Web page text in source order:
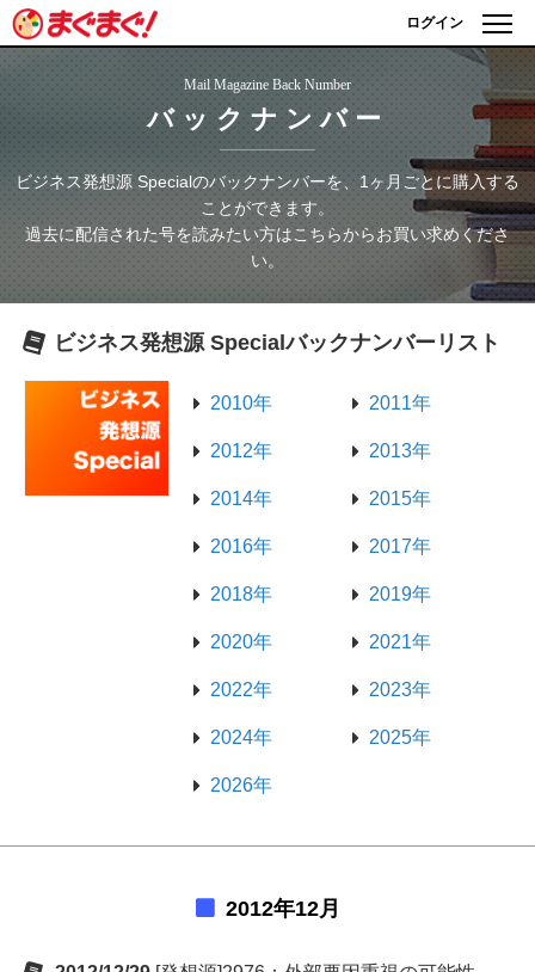
ログイン
Mail Magazine Back Number
バックナンバー
ビジネス発想源 Specialのバックナンバーを、1ヶ月ごとに購入する
ことができます。
過去に配信された号を読みたい方はこちらからお買い求めくださ
い。
ビジネス発想源 Specialバックナンバーリスト
2010年 2011年
2012年 2013年
2014年 2015年
2016年 2017年
2018年 2019年
2020年 2021年
2022年 2023年
2024年 2025年
2026年
2012年12月